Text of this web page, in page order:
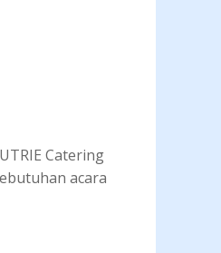
Catering
acara